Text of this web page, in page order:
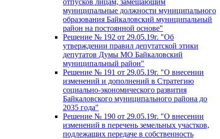
отпусков лицам, замещающим
муниципальные должности муниципального
образования Байкаловский муниципальный
район на постоянной основе"
Решение № 192 от 29.05.19г. "Об
утверждении правил депутатской этики
депутатов Думы МО Байкаловский
муниципальный район"
Решение № 191 от 29.05.19г. "О внесении
изменений и дополнений в Стратегию
социально-экономического развития
Байкаловского муниципального района до
2035 года"
Решение № 190 от 29.05.19г. "О внесении
изменений в перечень земельных участков,
подлежащих передаче в собственность